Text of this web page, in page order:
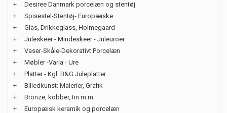
+
Desiree Danmark porcelæn og stentøj
+
Spisestel-Stentøj- Europæiske
+
Glas, Drikkeglass, Holmegaard
+
Juleskeer - Mindeskeer - Juleuroer
+
Vaser-Skåle-Dekorativt Porcelæn
+
Møbler -Varia - Ure
+
Platter - Kgl. B&G Juleplatter
+
Billedkunst: Malerier, Grafik
+
Bronze, kobber, tin m.m.
+
Europæisk keramik og porcelæn